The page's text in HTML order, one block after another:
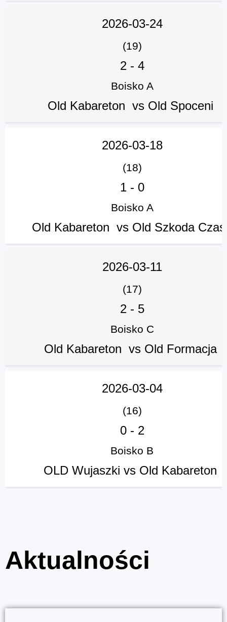
2026-03-24
(19)
2- 4
Boisko A
Old Kabareton vs Old Spoceni
2026-03-18
(18)
1- 0
Boisko A
Old Kabareton vs Old Szkoda
2026-03-11
(17)
2- 5
Boisko C
Old Kabareton vs Old Formacja
2026-03-04
(16)
0- 2
Boisko B
OLD Wujaszki vs Old Kabareton
Aktualności